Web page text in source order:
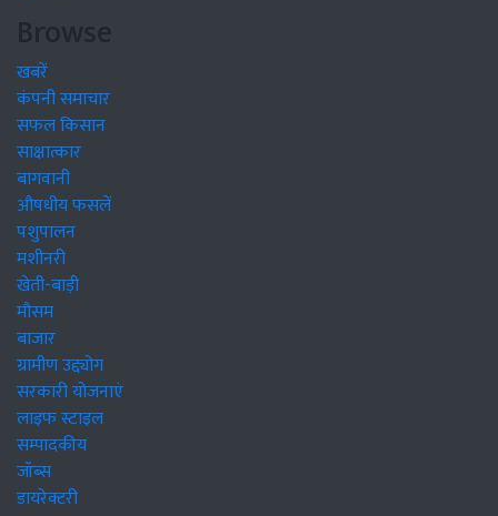
Browse
खबरें
कंपनी समाचार
सफल किसान
साक्षात्कार
बागवानी
औषधीय फसलें
पशुपालन
मशीनरी
खेती-बाड़ी
मौसम
बाजार
ग्रामीण उद्द्योग
सरकारी योजनाएं
लाइफ स्टाइल
सम्पादकीय
जॉब्स
डायरेक्टरी